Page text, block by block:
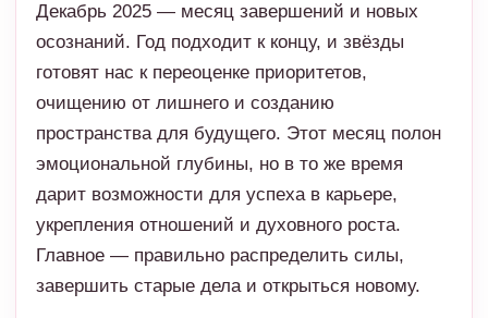
Декабрь 2025 — месяц завершений и новых
осознаний. Год подходит к концу, и звёзды
готовят нас к переоценке приоритетов,
очищению от лишнего и созданию
пространства для будущего. Этот месяц полон
эмоциональной глубины, но в то же время
дарит возможности для успеха в карьере,
укрепления отношений и духовного роста.
Главное — правильно распределить силы,
завершить старые дела и открыться новому.